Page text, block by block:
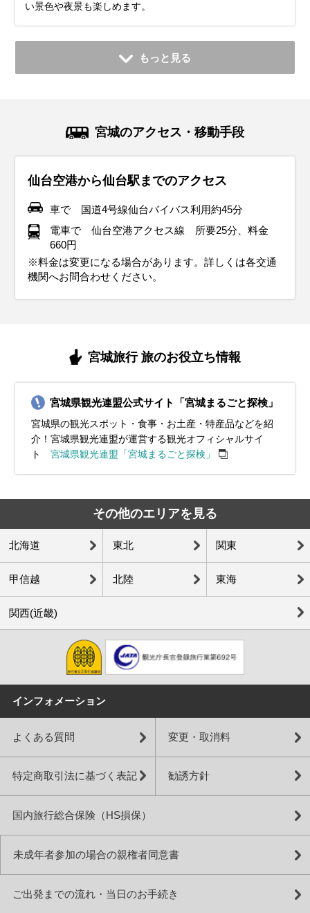
い景色や夜景も楽しめます。
もっと見る
宮城のアクセス・移動手段
仙台空港から仙台駅までのアクセス
車で 国道4号線仙台バイバス利用約45分
電車で 仙台空港アクセス線 所要25分、料金
660円
※料金は変更になる場合があります。詳しくは各交通
機関へお問合わせください。
宮城旅行 旅のお役立ち情報
宮城県観光連盟公式サイト「宮城まるごと探検」
宮城県の観光スポット・食事・お土産・特産品などを紹
介！宮城県観光連盟が運営する観光オフィシャルサイ
ト 宮城県観光連盟「宮城まるごと探検」
その他のエリアを見る
北海道 東北 関東
甲信越 北陸 東海
関西(近畿)
インフォメーション
よくある質問 変更・取消料
特定商取引法に基づく表記 勧誘方針
国内旅行総合保険（HS損保）
未成年者参加の場合の親権者同意書
ご出発までの流れ・当日のお手続き